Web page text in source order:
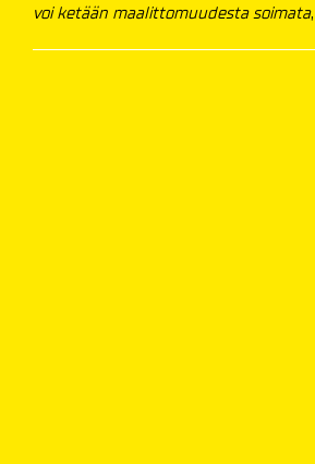
voi ketään maalittomuudesta soimata